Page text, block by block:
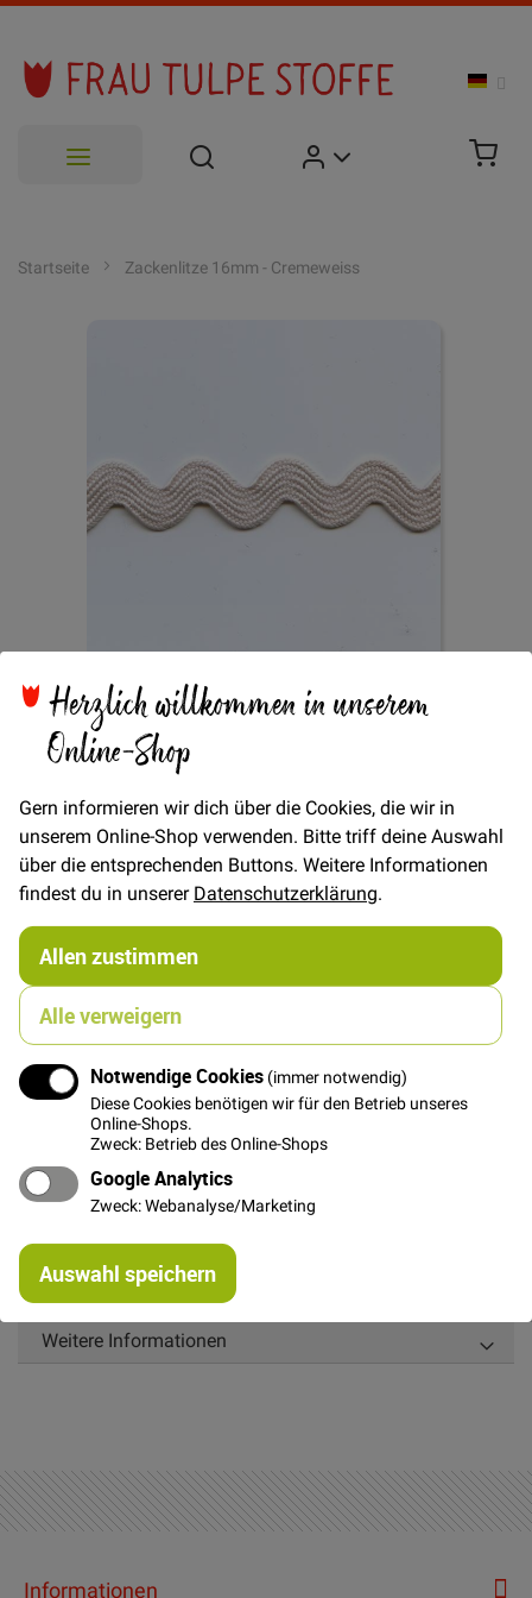
Herzlich willkommen in unserem
Online-Shop
Gern informieren wir dich über die Cookies, die wir in
unserem Online-Shop verwenden. Bitte triff deine Auswahl
über die entsprechenden Buttons. Weitere Informationen
findest du in unsererDatenschutzerklärung.
Allen zustimmen
Alle verweigern
Notwendige Cookies (immer notwendig)
Diese Cookies benötigen wir für den Betrieb unseres
Online-Shops.
Zweck: Betrieb des Online-Shops
Google Analytics
Zweck: Webanalyse/Marketing
Auswahl speichern
Startseite Zackenlitze 16mm - Cremeweiss
Zum
Anfang
Bildgalerie
springen
Zackenlitze 16mm -
Cremeweiss
VerfügbarkeitAuf Lager
1,50 €
€/METER
(Freie Eingabe)
Menge
In den Warenkorb
Zick-Zack Litze zum Aufnähen und Dekorieren
Weitere Informationen
Informationen